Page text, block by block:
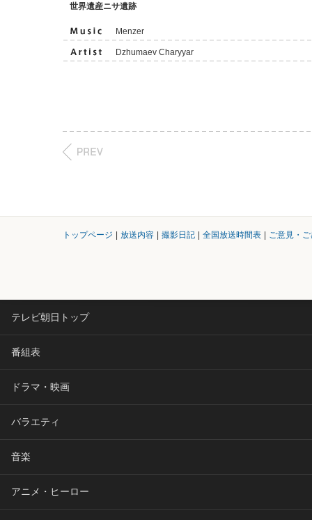
世界遺産ニサ遺跡
Menzer
Dzhumaev Charyyar
トップページ 放送内容 撮影日記 全国放送時間表 ご意見・
テレビ朝日トップ
番組表
ドラマ・映画
バラエティ
音楽
アニメ・ヒーロー